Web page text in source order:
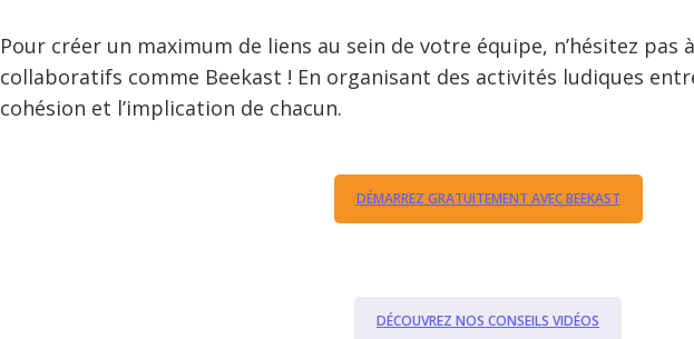
Pour créer un maximum de liens au sein de votre équipe, n’hésitez pas
collaboratifs comme Beekast ! En organisant des activités ludiques
cohésion et l’implication de chacun.
DÉMARREZ GRATUITEMENT AVEC BEEKAST
DÉCOUVREZ NOS CONSEILS VIDÉOS